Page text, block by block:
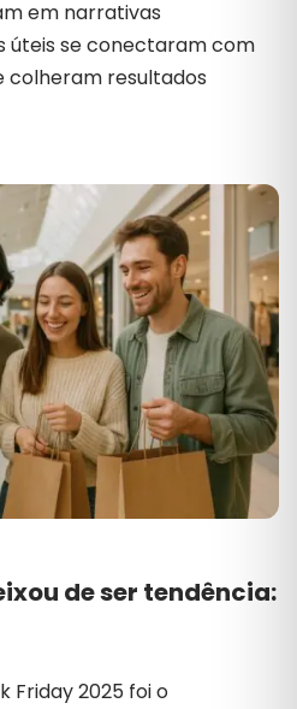
em narrativas
se conectaram com
colheram resultados
de ser tendência:
Friday 2025 foi o